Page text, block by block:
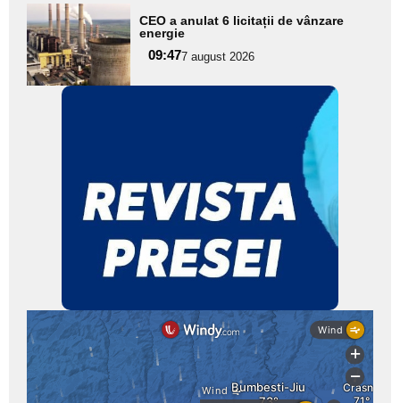
Adaugă
aici textul
pentru
subtitlu
CEO a anulat 6 licitații de vânzare
energie
09:477 august 2026